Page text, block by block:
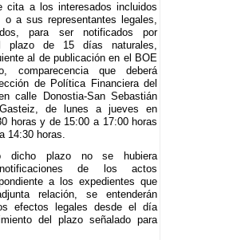
cita a los interesados incluidos
a sus representantes legales,
para ser notificados por
plazo de 15 días naturales,
al de publicación en el BOE
comparecencia que deberá
de Política Financiera del
calle Donostia-San Sebastián
de lunes a jueves en
horas y de 15:00 a 17:00 horas
14:30 horas.
dicho plazo no se hubiera
de los actos
a los expedientes que
relación, se entenderán
efectos legales desde el día
del plazo señalado para